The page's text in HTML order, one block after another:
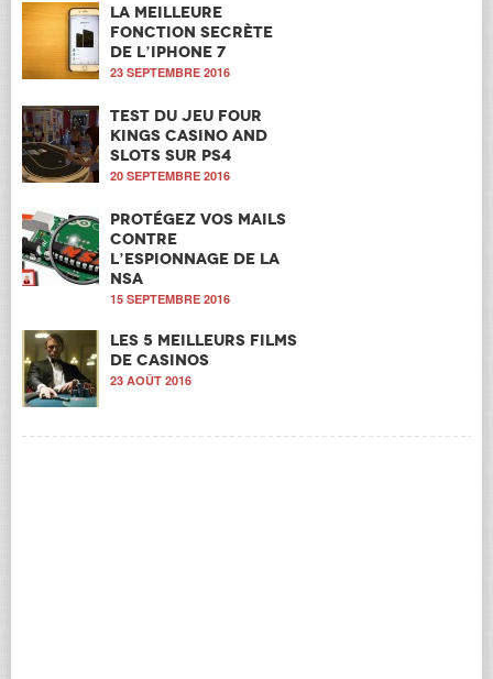
La meilleure
fonction secrète
de l’iPhone 7
23 SEPTEMBRE 2016
Test du jeu Four
Kings Casino and
Slots sur PS4
20 SEPTEMBRE 2016
Protégez vos mails
contre
l’espionnage de la
NSA
15 SEPTEMBRE 2016
Les 5 meilleurs films
de casinos
23 AOÛT 2016